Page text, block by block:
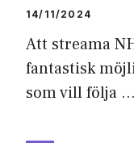
14/11/2024
Att streama
fantastisk
som vill följa …